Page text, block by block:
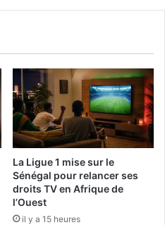
La Ligue 1 mise sur le
Sénégal pour relancer ses
droits TV en Afrique de
l’Ouest
il y a 15 heures